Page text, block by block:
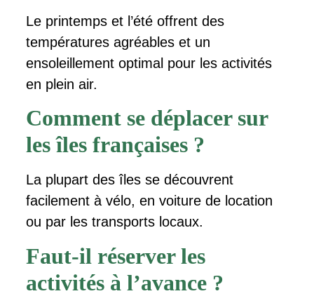
Le printemps et l’été offrent des
températures agréables et un
ensoleillement optimal pour les activités
en plein air.
Comment se déplacer sur
les îles françaises ?
La plupart des îles se découvrent
facilement à vélo, en voiture de location
ou par les transports locaux.
Faut-il réserver les
activités à l’avance ?